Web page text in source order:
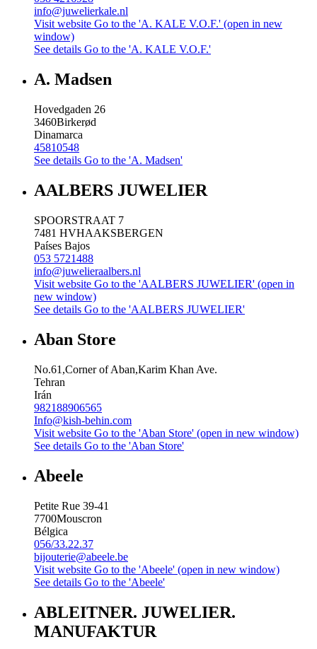
info@juwelierkale.nl
Visit website Go to the 'A. KALE V.O.F.' (open in new
window)
See details Go to the 'A. KALE V.O.F.'
A. Madsen
Hovedgaden 26
3460Birkerød
Dinamarca
45810548
See details Go to the 'A. Madsen'
AALBERS JUWELIER
SPOORSTRAAT 7
7481 HVHAAKSBERGEN
Países Bajos
053 5721488
info@juwelieraalbers.nl
Visit website Go to the 'AALBERS JUWELIER' (open in
new window)
See details Go to the 'AALBERS JUWELIER'
Aban Store
No.61,Corner of Aban,Karim Khan Ave.
Tehran
Irán
982188906565
Info@kish-behin.com
Visit website Go to the 'Aban Store' (open in new window)
See details Go to the 'Aban Store'
Abeele
Petite Rue 39-41
7700Mouscron
Bélgica
056/33.22.37
bijouterie@abeele.be
Visit website Go to the 'Abeele' (open in new window)
See details Go to the 'Abeele'
ABLEITNER. JUWELIER.
MANUFAKTUR